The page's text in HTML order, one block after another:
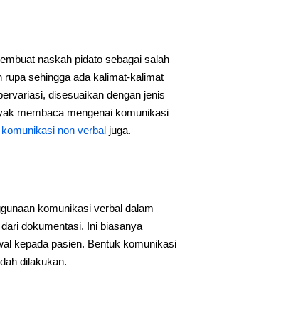
naskah pidato sebagai salah
sehingga ada kalimat-kalimat
disesuaikan dengan jenis
membaca mengenai komunikasi
non verbaljuga.
komunikasi verbal dalam
dokumentasi. Ini biasanya
kepada pasien. Bentuk komunikasi
dilakukan.